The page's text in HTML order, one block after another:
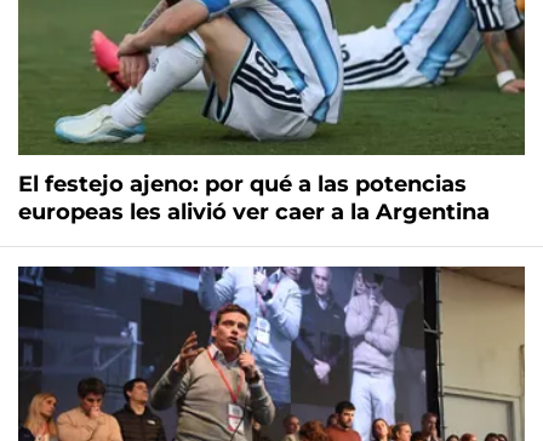
El festejo ajeno: por qué a las potencias
europeas les alivió ver caer a la Argentina